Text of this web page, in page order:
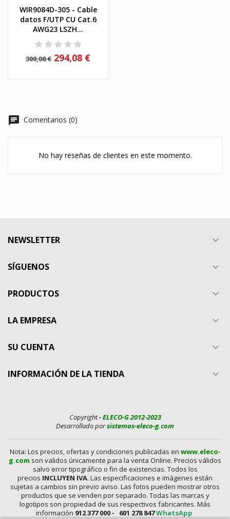
WIR9084D-305 - Cable
datos F/UTP CU Cat.6
AWG23 LSZH...
300,08 € 294,08 €
chat Comentarios (0)
No hay reseñas de clientes en este momento.
NEWSLETTER 
SÍGUENOS 
PRODUCTOS 
LA EMPRESA 
SU CUENTA 
INFORMACIÓN DE LA TIENDA 
Copyright-ELECO-G 2012-2023
Desarrollado porsistemas-eleco-g.com
Nota: Los precios, ofertas y condiciones publicadas en www.eleco-
g.com son validos únicamente para la venta Online. Precios válidos
salvo error tipográfico o fin de existencias. Todos los
precios INCLUYEN IVA. Las especificaciones e imágenes están
sujetas a cambios sin previo aviso. Las fotos pueden mostrar otros
productos que se venden por separado. Todas las marcas y
logotipos son propiedad de sus respectivos fabricantes. Más
información 912 377 000 - 601 278 847WhatsApp